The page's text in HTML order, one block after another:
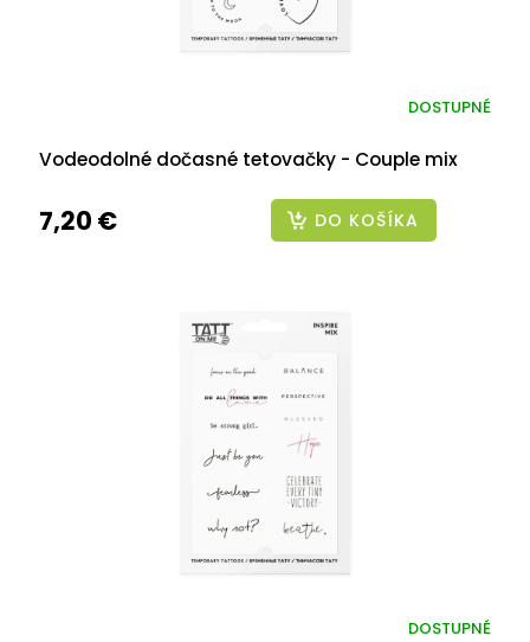
Vodeodolné dočasné tetovačky - Couple mix
DOSTUPNÉ
7,20 € DO KOŠÍKA
DOSTUPNÉ